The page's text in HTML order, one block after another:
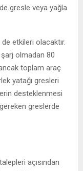
gresle veya yağla
etkileri olacaktır.
olmadan 80
toplam araç
yatağı gresleri
desteklenmesi
greslerde
açısından